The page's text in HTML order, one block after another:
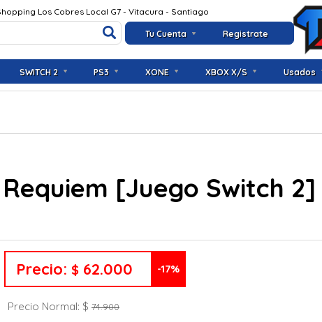
Tu Cuenta Registrate
Los Cobres Local G7 - Vitacura - Santiago
SWITCH 2 PS3 XONE XBOX X/S Usados
[Juego Switch 2]
-17%
Precio: $ 62.000
Precio Normal: $ 74.900